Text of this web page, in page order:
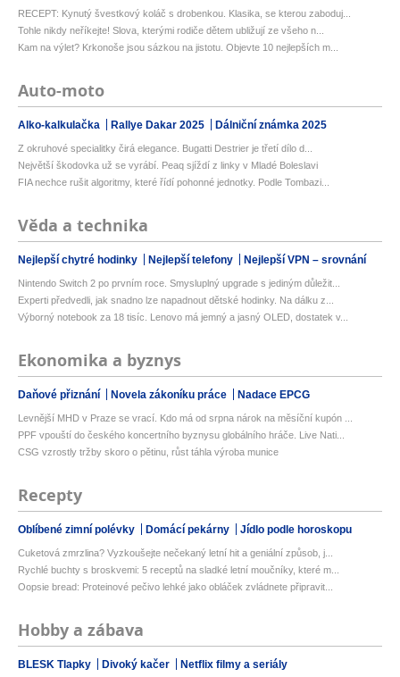
RECEPT: Kynutý švestkový koláč s drobenkou. Klasika, se kterou zaboduj...
Tohle nikdy neříkejte! Slova, kterými rodiče dětem ubližují ze všeho n...
Kam na výlet? Krkonoše jsou sázkou na jistotu. Objevte 10 nejlepších m...
Auto-moto
Alko-kalkulačka Rallye Dakar 2025 Dálniční známka 2025
Z okruhové specialitky čirá elegance. Bugatti Destrier je třetí dílo d...
Největší škodovka už se vyrábí. Peaq sjíždí z linky v Mladé Boleslavi
FIA nechce rušit algoritmy, které řídí pohonné jednotky. Podle Tombazi...
Věda a technika
Nejlepší chytré hodinky Nejlepší telefony Nejlepší VPN – srovnání
Nintendo Switch 2 po prvním roce. Smysluplný upgrade s jediným důležit...
Experti předvedli, jak snadno lze napadnout dětské hodinky. Na dálku z...
Výborný notebook za 18 tisíc. Lenovo má jemný a jasný OLED, dostatek v...
Ekonomika a byznys
Daňové přiznání Novela zákoníku práce Nadace EPCG
Levnější MHD v Praze se vrací. Kdo má od srpna nárok na měsíční kupón ...
PPF vpouští do českého koncertního byznysu globálního hráče. Live Nati...
CSG vzrostly tržby skoro o pětinu, růst táhla výroba munice
Recepty
Oblíbené zimní polévky Domácí pekárny Jídlo podle horoskopu
Cuketová zmrzlina? Vyzkoušejte nečekaný letní hit a geniální způsob, j...
Rychlé buchty s broskvemi: 5 receptů na sladké letní moučníky, které m...
Oopsie bread: Proteinové pečivo lehké jako obláček zvládnete připravit...
Hobby a zábava
BLESK Tlapky Divoký kačer Netflix filmy a seriály